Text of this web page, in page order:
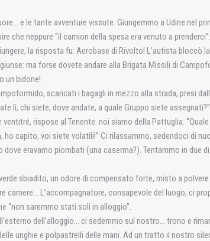
e le tante avventure vissute. Giungemmo a Udine nel
che neppure “il camion della spesa era venuto a
la risposta fu: Aerobase di Rivolto! L’autista
ma forse dovete andare alla Brigata Missili di
un bidone!
scaricati i bagagli in mezzo alla strada, presi
lì, chi siete, dove andate, a quale Gruppo siete
rispose al Tenente: noi siamo della Pattuglia.
capito, voi siete volatili!” Ci rilassammo, sedendoci di
eravamo piombati (una caserma?). Tentammo in due
sbiadito, un odore di compensato forte, misto a
camere… L’accompagnatore, consapevole del luogo, ci
“non saremmo stati soli in alloggio”.
dell’alloggio… ci sedemmo sul nostro… trono e
unghie e polpastrelli delle mani. Ad un tratto il nostro